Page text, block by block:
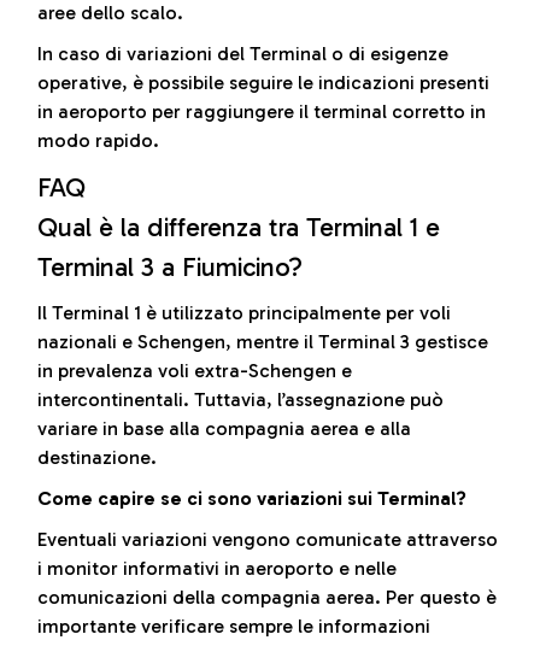
aree dello scalo.
In caso di variazioni del Terminal o di esigenze
operative, è possibile seguire le indicazioni presenti
in aeroporto per raggiungere il terminal corretto in
modo rapido.
FAQ
Qual è la differenza tra Terminal 1 e
Terminal 3 a Fiumicino?
Il Terminal 1 è utilizzato principalmente per voli
nazionali e Schengen, mentre il Terminal 3 gestisce
in prevalenza voli extra-Schengen e
intercontinentali. Tuttavia, l’assegnazione può
variare in base alla compagnia aerea e alla
destinazione.
Come capire se ci sono variazioni sui Terminal?
Eventuali variazioni vengono comunicate attraverso
i monitor informativi in aeroporto e nelle
comunicazioni della compagnia aerea. Per questo è
importante verificare sempre le informazioni